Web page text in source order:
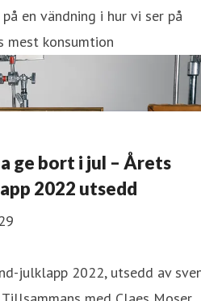
en vändning i hur vi ser på
mest konsumtion
ge bort i jul – Årets
2022 utsedd
julklapp 2022, utsedd av